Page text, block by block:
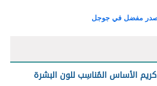
مفضل في جوجل
كريم الأساس المُناسِب للون البشرة